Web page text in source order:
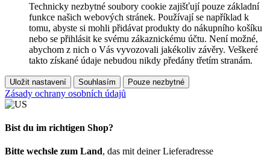
Technicky nezbytné soubory cookie zajišťují pouze základní
funkce našich webových stránek. Používají se například k
tomu, abyste si mohli přidávat produkty do nákupního košíku
nebo se přihlásit ke svému zákaznickému účtu. Není možné,
abychom z nich o Vás vyvozovali jakékoliv závěry. Veškeré
takto získané údaje nebudou nikdy předány třetím stranám.
Uložit nastavení Souhlasím Pouze nezbytné
Zásady ochrany osobních údajů
Bist du im richtigen Shop?
Bitte wechsle zum Land, das mit deiner Lieferadresse